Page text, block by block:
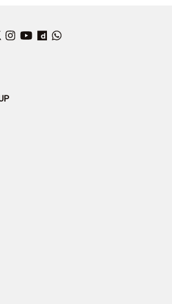
Twitter
Instagram
YouTube
Dailymotion